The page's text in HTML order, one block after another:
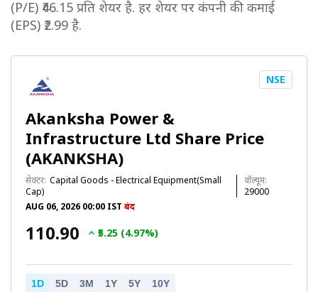
(P/E) ₹46.15 प्रति शेयर है. हर शेयर पर कंपनी की कमाई
(EPS) ₹2.99 है.
Akanksha Power &
Infrastructure Ltd Share Price
(AKANKSHA)
सेक्टर: Capital Goods - Electrical Equipment(Small
Cap)
वॉल्यूम:
29000
AUG 06, 2026 00:00 IST बंद
NSE
₹110.90 ₹5.25 (4.97%)
1D 5D 3M 1Y 5Y 10Y